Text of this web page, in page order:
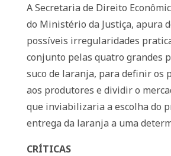
A Secretaria de Direito
do Ministério da Justiça, apura
possíveis irregularidades
conjunto pelas quatro grandes
suco de laranja, para definir os
aos produtores e dividir o
que inviabilizaria a escolha do
entrega da laranja a uma
CRÍTICAS